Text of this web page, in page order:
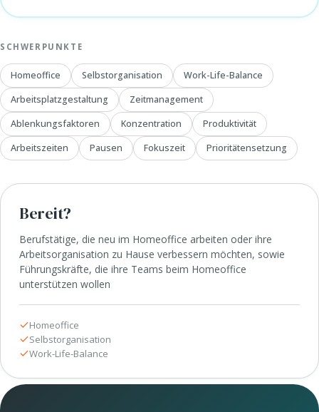
SCHWERPUNKTE
Homeoffice Selbstorganisation
Work-Life-Balance
Arbeitsplatzgestaltung
Zeitmanagement
Ablenkungsfaktoren
Konzentration
Produktivität
Arbeitszeiten
Pausen Fokuszeit Prioritätensetzung
Bereit?
Berufstätige, die neu im Homeoffice arbeiten oder ihre
Arbeitsorganisation zu Hause verbessern möchten, sowie
Führungskräfte, die ihre Teams beim Homeoffice
unterstützen wollen
Homeoffice
Selbstorganisation
Work-Life-Balance